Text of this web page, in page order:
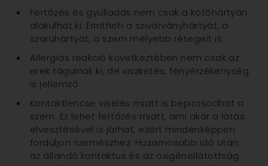
Fertőzés és gyulladás nem csak a kötőhártyán
alakulhat ki. Érintheti a szivárványhártyát, a
szaruhártyát, a szem mélyebb rétegeit is.
Allergiás reakció következtében nem csak az
erek tágulnak ki, de viszketés, fényérzékenység
is jellemző
Kontaktlencse viselés miatt is bepirosodhat a
szem. Ez lehet fertőzés miatt, ami akár a látás
elvesztésével is járhat, ezért mindenképpen
forduljon szemészhez. Huzamosabb idő után,
az állandó kontaktus és az oxigénellátottság